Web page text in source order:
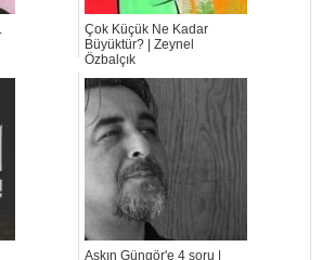
Çok Küçük Ne Kadar
Büyüktür? | Zeynel
Özbalçık
Aşkın Güngör'e 4 soru |